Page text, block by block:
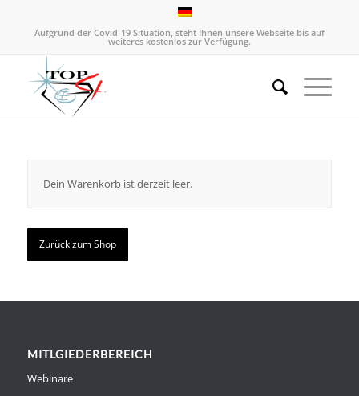
Aufgrund der Covid-19 Situation, steht Ihnen unsere Webseite bis auf
weiteres kostenlos zur Verfügung.
Dein Warenkorb ist derzeit leer.
Zurück zum Shop
MITLGIEDERBEREICH
Webinare